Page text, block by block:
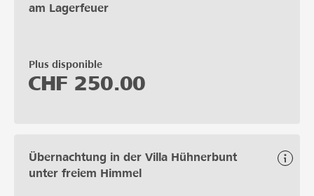
am Lagerfeuer
Plus disponible
CHF 250.00
Übernachtung in der Villa Hühnerbunt
unter freiem Himmel